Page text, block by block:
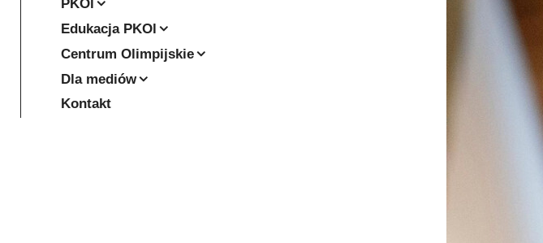
PKOl
Edukacja PKOl
Centrum Olimpijskie
Dla mediów
Kontakt